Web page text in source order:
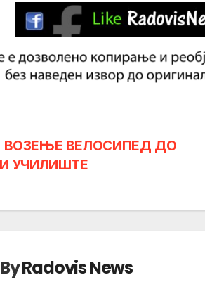
ВОЗЕЊЕ ВЕЛОСИПЕД ДО
УЧИЛИШТЕ
ByRadovis News